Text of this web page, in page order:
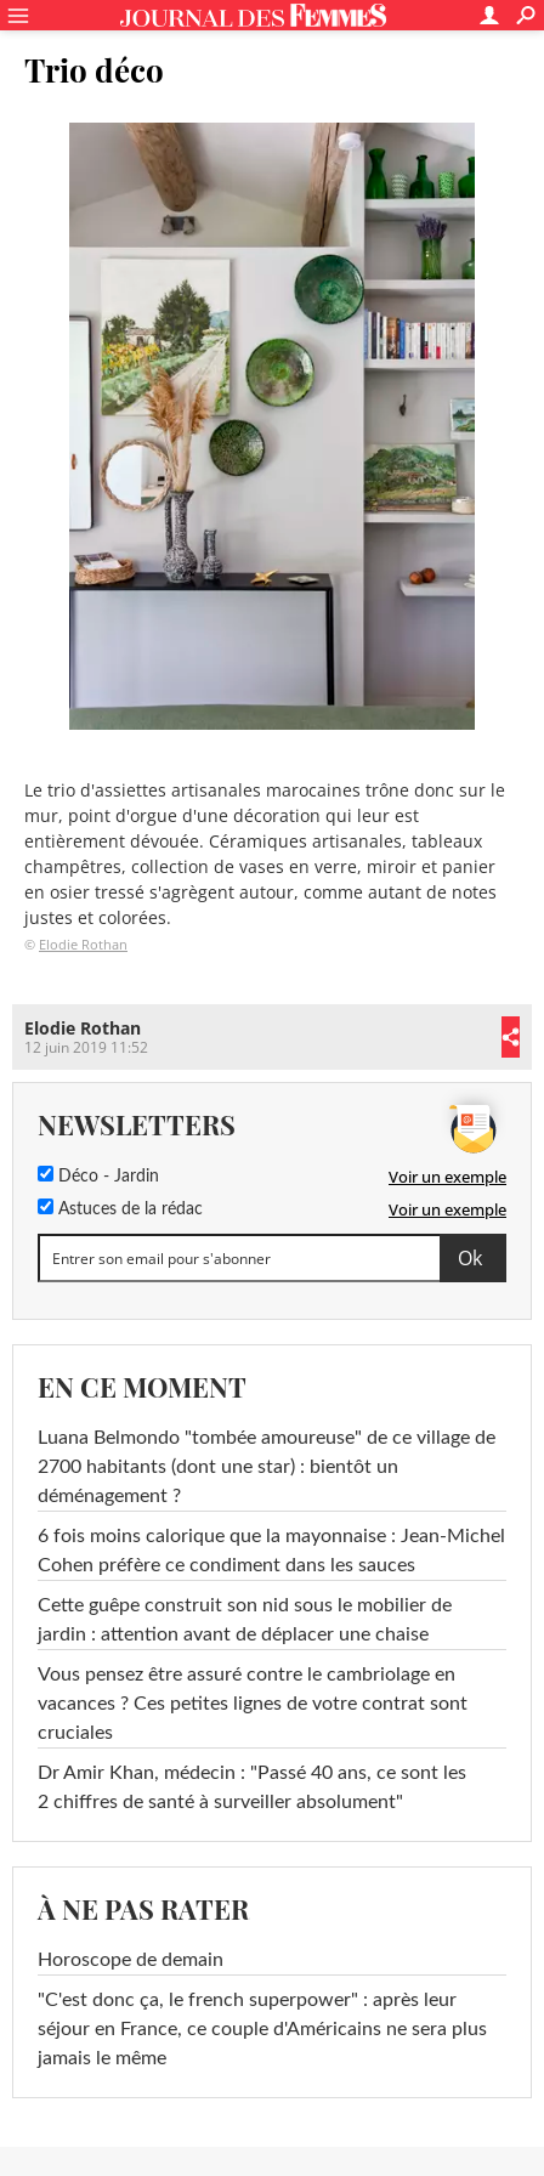
Trio déco
Le trio d'assiettes artisanales marocaines trône donc sur le
mur, point d'orgue d'une décoration qui leur est
entièrement dévouée. Céramiques artisanales, tableaux
champêtres, collection de vases en verre, miroir et panier
en osier tressé s'agrègent autour, comme autant de notes
justes et colorées.
© Elodie Rothan
Elodie Rothan
12 juin 2019 11:52
NEWSLETTERS
Déco - Jardin Voir un exemple
Astuces de la rédac Voir un exemple
EN CE MOMENT
Luana Belmondo "tombée amoureuse" de ce village de
2700 habitants (dont une star) : bientôt un
déménagement ?
6 fois moins calorique que la mayonnaise : Jean-Michel
Cohen préfère ce condiment dans les sauces
Cette guêpe construit son nid sous le mobilier de
jardin : attention avant de déplacer une chaise
Vous pensez être assuré contre le cambriolage en
vacances ? Ces petites lignes de votre contrat sont
cruciales
Dr Amir Khan, médecin : "Passé 40 ans, ce sont les
2 chiffres de santé à surveiller absolument"
À NE PAS RATER
Horoscope de demain
"C'est donc ça, le french superpower" : après leur
séjour en France, ce couple d'Américains ne sera plus
jamais le même